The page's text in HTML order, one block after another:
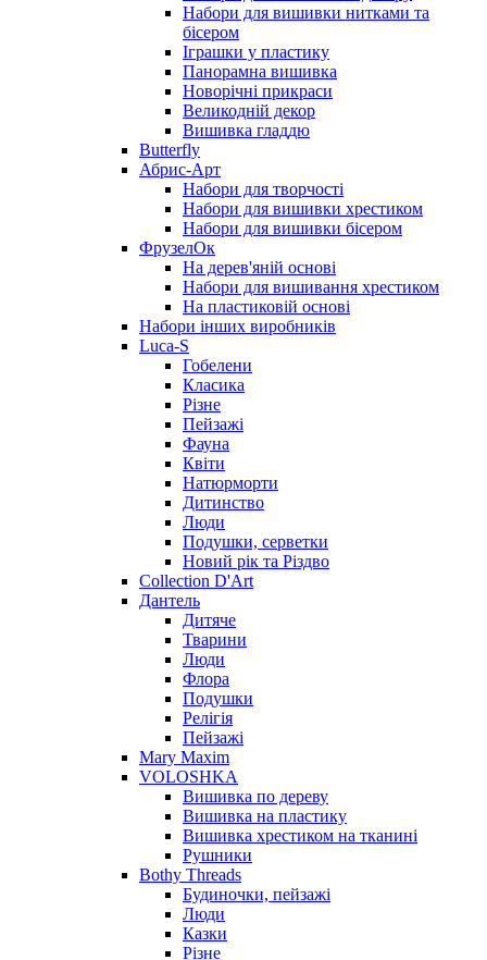
Набори для вишивки нитками та
бісером
Іграшки у пластику
Панорамна вишивка
Новорічні прикраси
Великодній декор
Вишивка гладдю
Butterfly
Абрис-Арт
Набори для творчості
Набори для вишивки хрестиком
Набори для вишивки бісером
ФрузелОк
На дерев'яній основі
Набори для вишивання хрестиком
На пластиковій основі
Набори інших виробників
Luca-S
Гобелени
Класика
Різне
Пейзажі
Фауна
Квіти
Натюрморти
Дитинство
Люди
Подушки, серветки
Новий рік та Різдво
Collection D'Art
Дантель
Дитяче
Тварини
Люди
Флора
Подушки
Релігія
Пейзажі
Mary Maxim
VOLOSHKA
Вишивка по дереву
Вишивка на пластику
Вишивка хрестиком на тканині
Рушники
Bothy Threads
Будиночки, пейзажі
Люди
Казки
Різне